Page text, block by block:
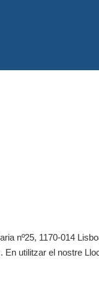
nº25, 1170-014
En utilitzar el nostre